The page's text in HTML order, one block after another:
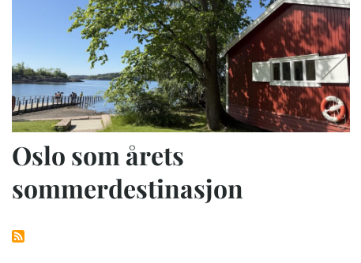
Oslo som årets
sommerdestinasjon